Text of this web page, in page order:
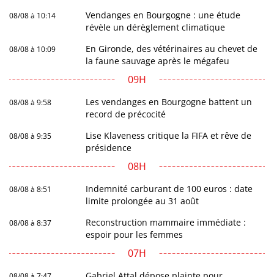
08/08 à 10:14
Vendanges en Bourgogne : une étude
révèle un dérèglement climatique
08/08 à 10:09
En Gironde, des vétérinaires au chevet de
la faune sauvage après le mégafeu
09H
08/08 à 9:58
Les vendanges en Bourgogne battent un
record de précocité
08/08 à 9:35
Lise Klaveness critique la FIFA et rêve de
présidence
08H
08/08 à 8:51
Indemnité carburant de 100 euros : date
limite prolongée au 31 août
08/08 à 8:37
Reconstruction mammaire immédiate :
espoir pour les femmes
07H